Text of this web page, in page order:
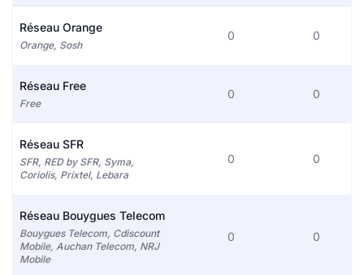
Réseau Orange
Orange, Sosh
0 0
Réseau Free
Free
0 0
Réseau SFR
SFR, RED by SFR, Syma,
Coriolis, Prixtel, Lebara
0 0
Réseau Bouygues Telecom
Bouygues Telecom, Cdiscount
Mobile, Auchan Telecom, NRJ
Mobile
0 0